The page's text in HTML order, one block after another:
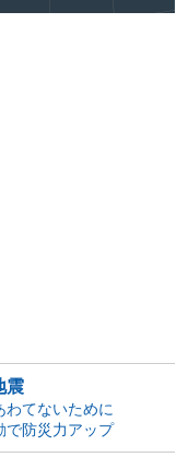
震
わてないために
で防災力アップ